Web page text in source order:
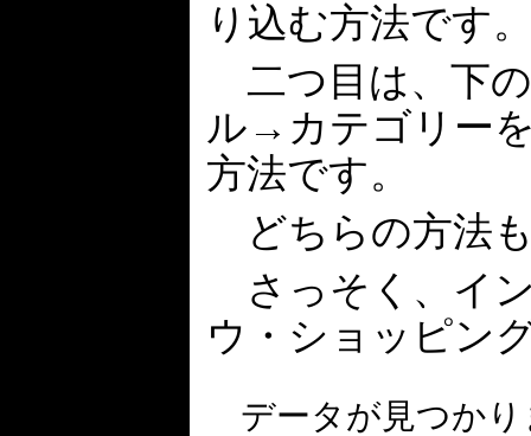
り込む方法です
二つ目は、下
ル→カテゴリー
方法です。
どちらの方法
さっそく、イ
ウ・ショッピン
データが見つかり